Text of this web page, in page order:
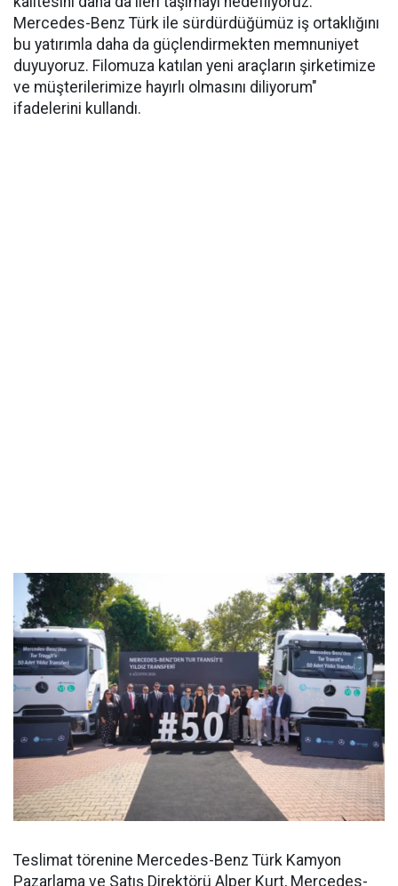
Mercedes-Benz Türk ile sürdürdüğümüz iş ortaklığını
bu yatırımla daha da güçlendirmekten memnuniyet
duyuyoruz. Filomuza katılan yeni araçların şirketimize
ve müşterilerimize hayırlı olmasını diliyorum"
ifadelerini kullandı.
Teslimat törenine Mercedes-Benz Türk Kamyon
Pazarlama ve Satış Direktörü Alper Kurt, Mercedes-